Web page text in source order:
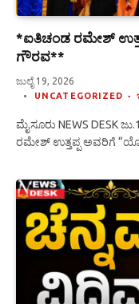
*ಐತಿಚಂಡ ರಮೇಶ್
ಗೌರವ**
ಜುಲೈ 19, 2026
UNCATEGORIZED
ಮೈಸೂರು NEWS DESK
ರಮೇಶ್ ಉತ್ತಪ್ಪ ಅವರಿಗೆ